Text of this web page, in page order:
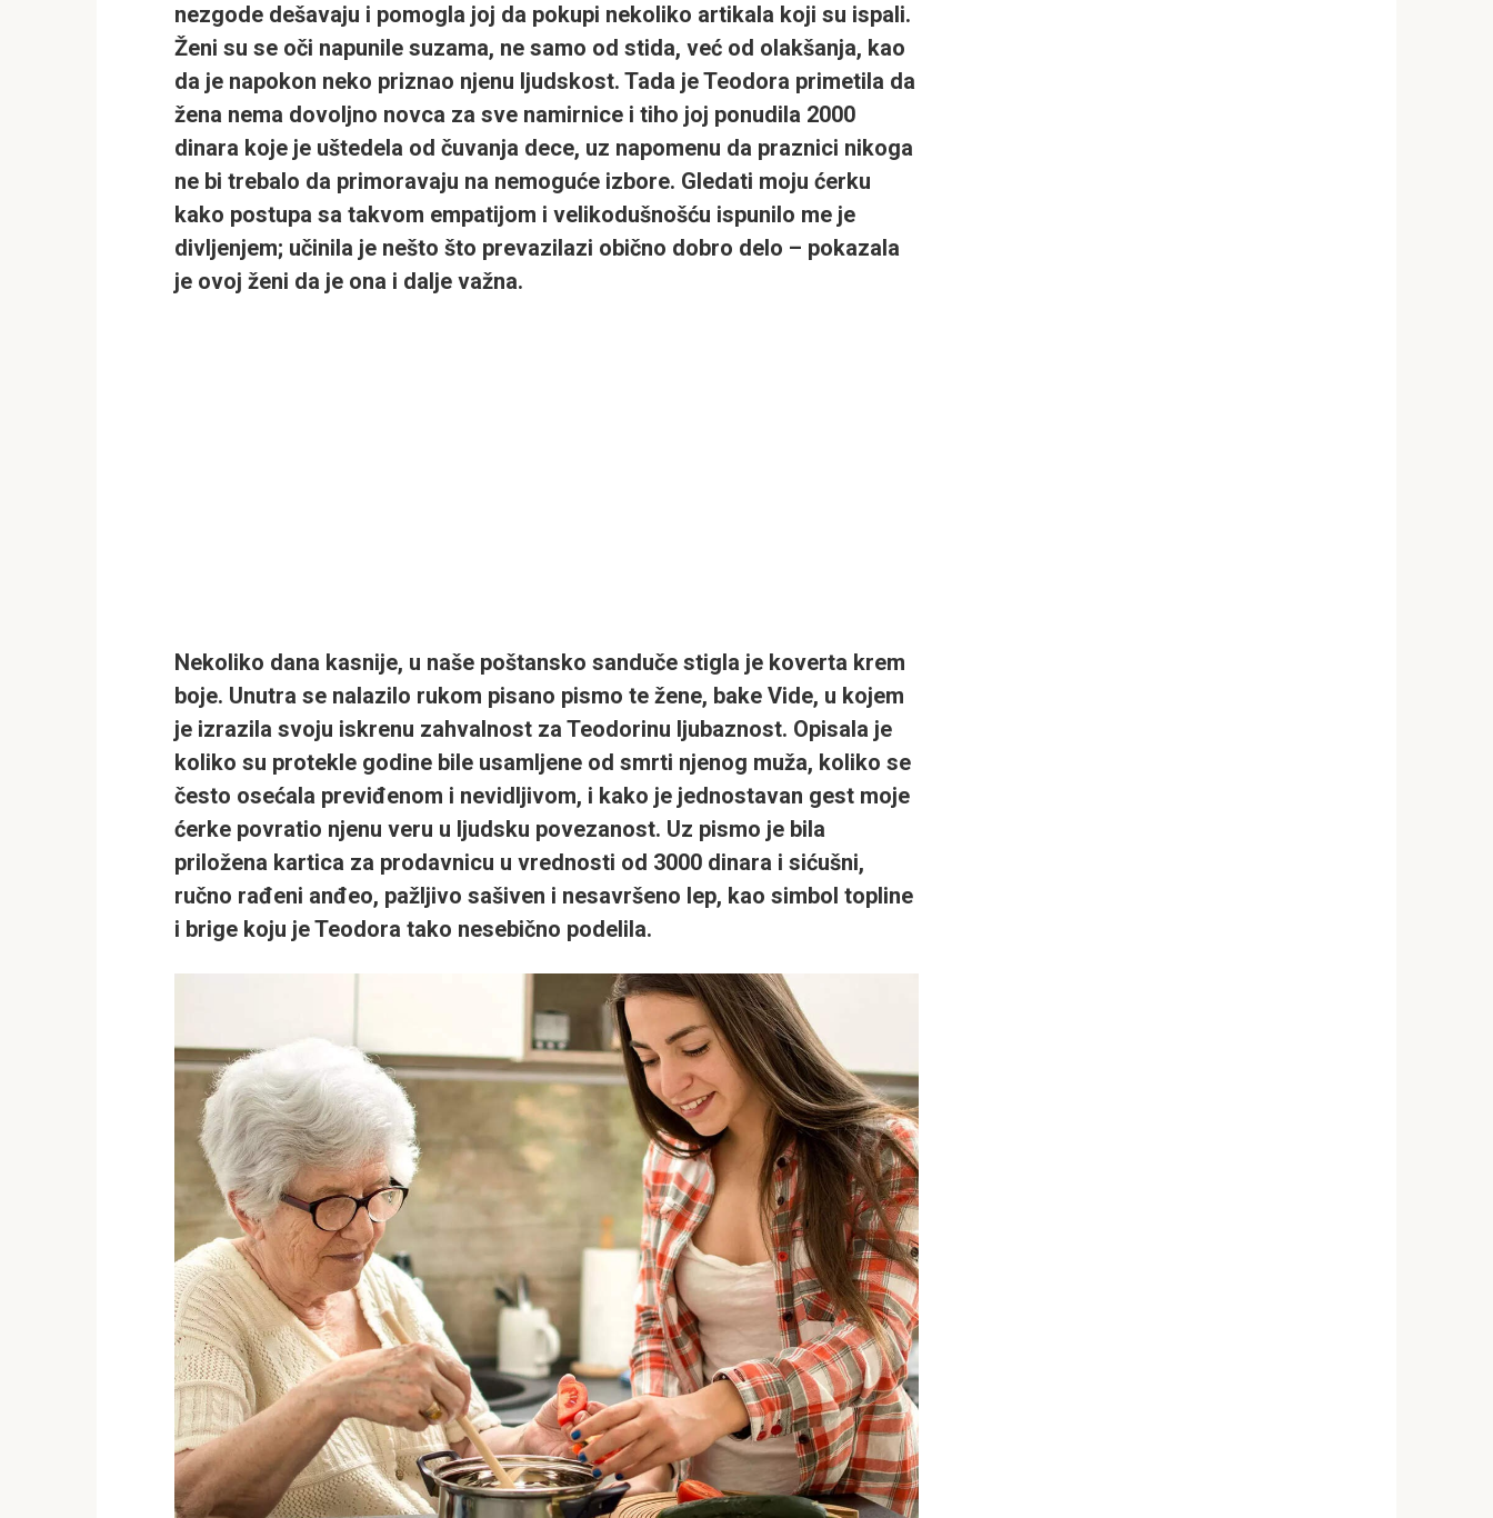
nezgode dešavaju i pomogla joj da pokupi nekoliko artikala koji su ispali.
Ženi su se oči napunile suzama, ne samo od stida, već od olakšanja, kao
da je napokon neko priznao njenu ljudskost. Tada je Teodora primetila da
žena nema dovoljno novca za sve namirnice i tiho joj ponudila 2000
dinara koje je uštedela od čuvanja dece, uz napomenu da praznici nikoga
ne bi trebalo da primoravaju na nemoguće izbore. Gledati moju ćerku
kako postupa sa takvom empatijom i velikodušnošću ispunilo me je
divljenjem; učinila je nešto što prevazilazi obično dobro delo – pokazala
je ovoj ženi da je ona i dalje važna.
Nekoliko dana kasnije, u naše poštansko sanduče stigla je koverta krem
boje. Unutra se nalazilo rukom pisano pismo te žene, bake Vide, u kojem
je izrazila svoju iskrenu zahvalnost za Teodorinu ljubaznost. Opisala je
koliko su protekle godine bile usamljene od smrti njenog muža, koliko se
često osećala previđenom i nevidljivom, i kako je jednostavan gest moje
ćerke povratio njenu veru u ljudsku povezanost. Uz pismo je bila
priložena kartica za prodavnicu u vrednosti od 3000 dinara i sićušni,
ručno rađeni anđeo, pažljivo sašiven i nesavršeno lep, kao simbol topline
i brige koju je Teodora tako nesebično podelila.